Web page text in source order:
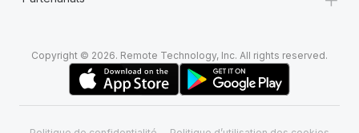
Copyright © 2026. Remote Technology, Inc. All rights reserved.